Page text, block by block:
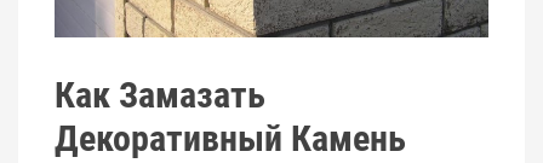
Как Замазать
Декоративный Камень